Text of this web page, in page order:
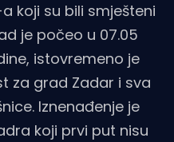
a koji su bili smješteni
je počeo u 07.05
istovremeno je
za grad Zadar i sva
Iznenađenje je
koji prvi put nisu